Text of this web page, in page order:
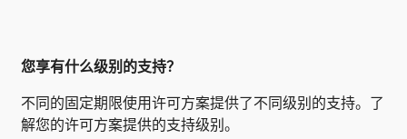
您享有什么级别的支持？
不同的固定期限使用许可方案提供了不同级别的支持。了
解您的许可方案提供的支持级别。